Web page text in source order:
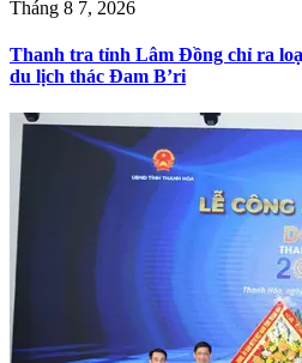
Tháng 8 7, 2026
Thanh tra tỉnh Lâm Đồng chỉ ra
du lịch thác Đam B’ri